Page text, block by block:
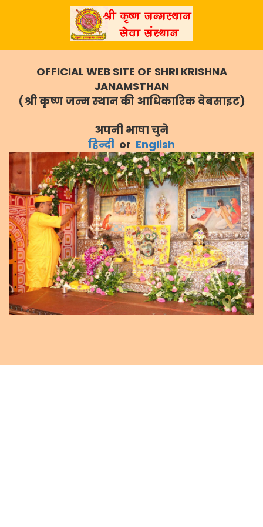
OFFICIAL WEB SITE OF SHRI KRISHNA
JANAMSTHAN
(श्री कृष्ण जन्म स्थान की आधिकारिक वेबसाइट)
अपनी भाषा चुने
हिन्दी or English